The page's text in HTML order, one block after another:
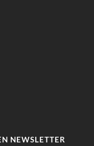
NEWSLETTER